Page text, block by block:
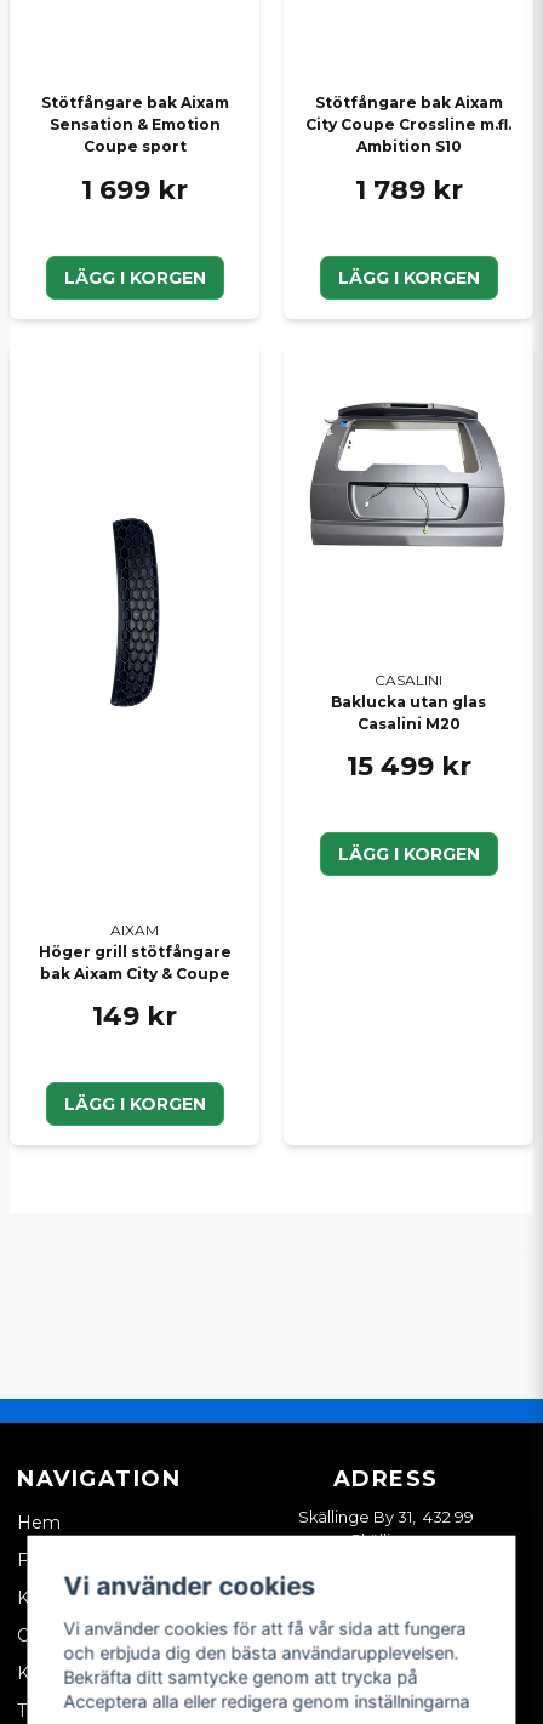
Stötfångare bak Aixam
Sensation & Emotion
Coupe sport
1 699 kr
LÄGG I KORGEN
Stötfångare bak Aixam
City Coupe Crossline m.fl.
Ambition S10
1 789 kr
LÄGG I KORGEN
AIXAM
Höger grill stötfångare
bak Aixam City & Coupe
149 kr
LÄGG I KORGEN
CASALINI
Baklucka utan glas
Casalini M20
15 499 kr
LÄGG I KORGEN
NAVIGATION
Hem
Företagskund
Kontakta oss
Om oss
Köpvillkor
Tips & trix
ADRESS
Skällinge By 31, 432 99
Skällinge
Vi använder cookies
Vi använder cookies för att få vår sida att fungera
och erbjuda dig den bästa användarupplevelsen.
Bekräfta ditt samtycke genom att trycka på
Acceptera alla eller redigera genom inställningarna